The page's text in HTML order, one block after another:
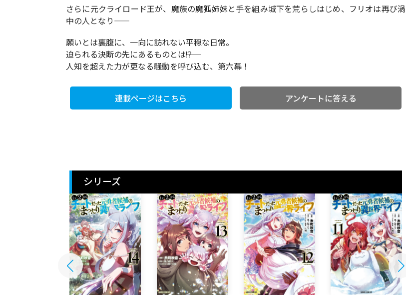
さらに元クライロード王が、魔族の魔狐姉妹と手を組み城下を荒らしはじめ、フリオは再び渦
中の人となり――
願いとは裏腹に、一向に訪れない平穏な日常。
迫られる決断の先にあるものとは――!?
人知を超えた力が更なる騒動を呼び込む、第六幕！
連載ページはこちら アンケートに答える
シリーズ